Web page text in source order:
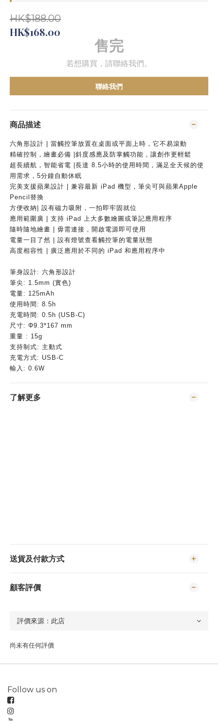
HK$188.00
HK$168.00
售完
若想購買，請聯絡我們。
聯絡我們
商品描述
六角形設計 | 當觸控筆放置在桌面或平面上時，它不易滾動
精確控制，繪畫必備 |斜度感應及防掌觸功能，讓創作更輕鬆
超長續航，智能省電 |長達 8.5小時的使用時間，滿足全天候的使
用需求，5分鐘自動休眠
完美支援蘋果設計 | 兼容最新 iPad 機型，筆尖可與蘋果Apple
Pencil替換
方便收納| 設有磁力吸附，一拍即牢固就位
應用範圍廣 | 支持 iPad 上大多數繪圖或筆記應用程序
隨時隨地繪畫 | 毋需連接，開啟電源即可使用
電量一目了然 | 設有燈號查看觸控筆的電量狀態
高度相容性 | 廣泛應用於不同的 iPad 和應用程序中
筆身設計: 六角形設計
筆尖: 1.5mm (實色)
電量: 125mAh
使用時間: 8.5h
充電時間: 0.5h (USB-C)
尺寸: Φ9.3*167 mm
重量 : 15g
支持制式: 主動式
充電方式: USB-C
輸入: 0.6W
了解更多
送貨及付款方式
顧客評價
尚未有任何評價
Follow us on